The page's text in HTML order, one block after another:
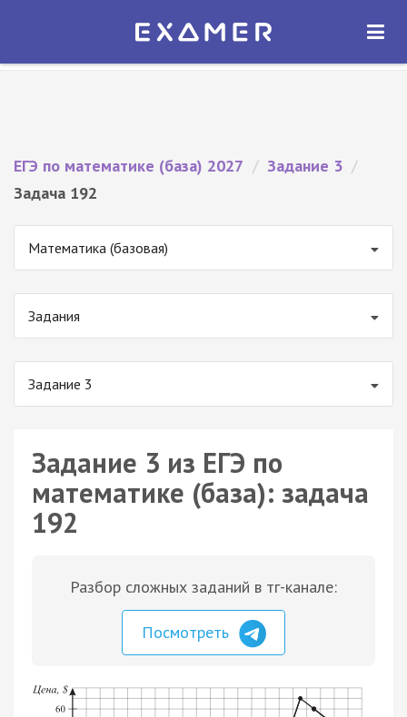
Экзамер — ЕГЭ 2027
ОТКРЫТЬ
ЕГЭ по математике (база) 2027 / Задание 3 /
Задача 192
Математика (базовая)
Задания
Задание 3
Задание 3 из ЕГЭ по
математике (база): задача
192
Разбор сложных заданий в тг-канале:
Посмотреть